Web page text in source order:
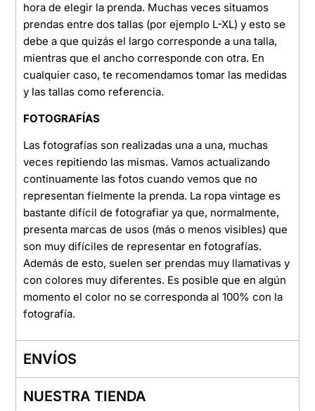
hora de elegir la prenda. Muchas veces situamos
prendas entre dos tallas (por ejemplo L-XL) y esto se
debe a que quizás el largo corresponde a una talla,
mientras que el ancho corresponde con otra. En
cualquier caso, te recomendamos tomar las medidas
y las tallas como referencia.
FOTOGRAFÍAS
Las fotografías son realizadas una a una, muchas
veces repitiendo las mismas. Vamos actualizando
continuamente las fotos cuando vemos que no
representan fielmente la prenda. La ropa vintage es
bastante difícil de fotografiar ya que, normalmente,
presenta marcas de usos (más o menos visibles) que
son muy difíciles de representar en fotografías.
Además de esto, suelen ser prendas muy llamativas y
con colores muy diferentes. Es posible que en algún
momento el color no se corresponda al 100% con la
fotografía.
ENVÍOS
NUESTRA TIENDA